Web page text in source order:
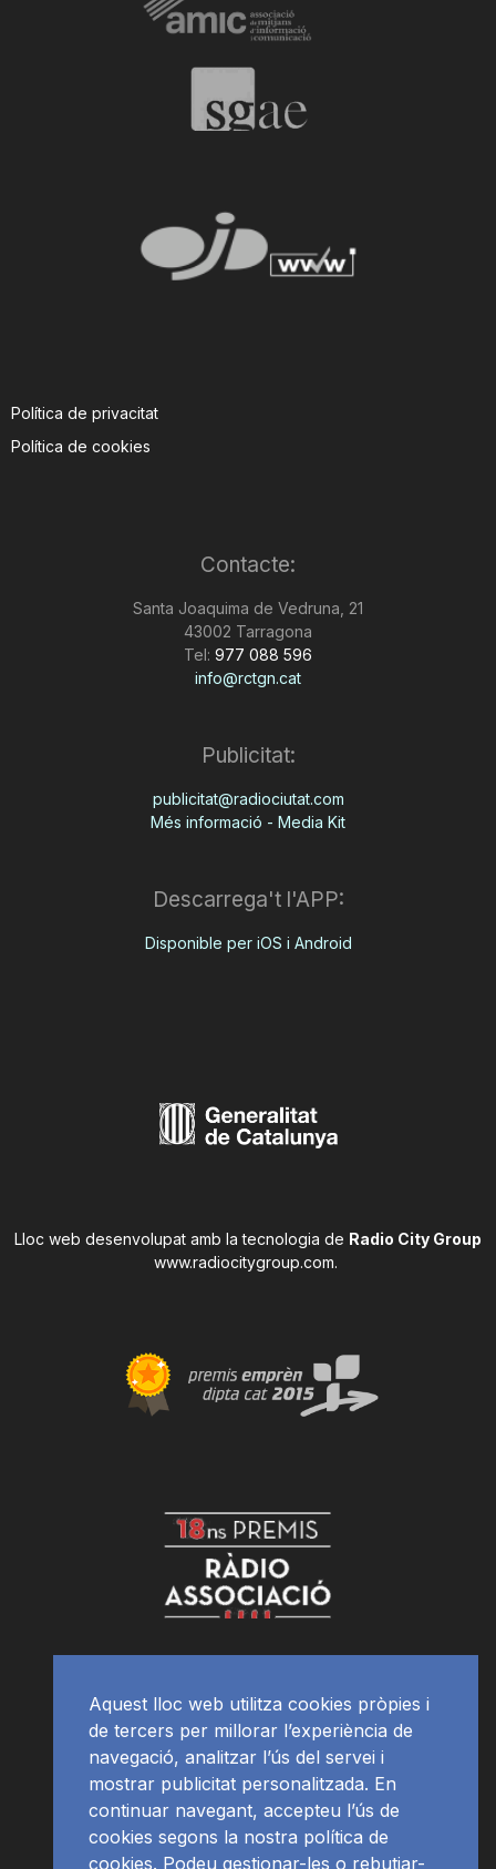
Política de privacitat
Política de cookies
Contacte:
Santa Joaquima de Vedruna, 21
43002 Tarragona
Tel: 977 088 596
info@rctgn.cat
Publicitat:
publicitat@radiociutat.com
Més informació - Media Kit
Descarrega't l'APP:
Disponible per iOS i Android
Lloc web desenvolupat amb la tecnologia de Radio City Group
www.radiocitygroup.com.
Aquest lloc web utilitza cookies pròpies i
de tercers per millorar l’experiència de
navegació, analitzar l’ús del servei i
mostrar publicitat personalitzada. En
continuar navegant, accepteu l’ús de
cookies segons la nostra política de
cookies. Podeu gestionar-les o rebutjar-